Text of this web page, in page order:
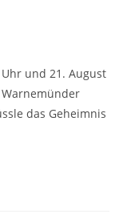
und 21. August
das Geheimnis